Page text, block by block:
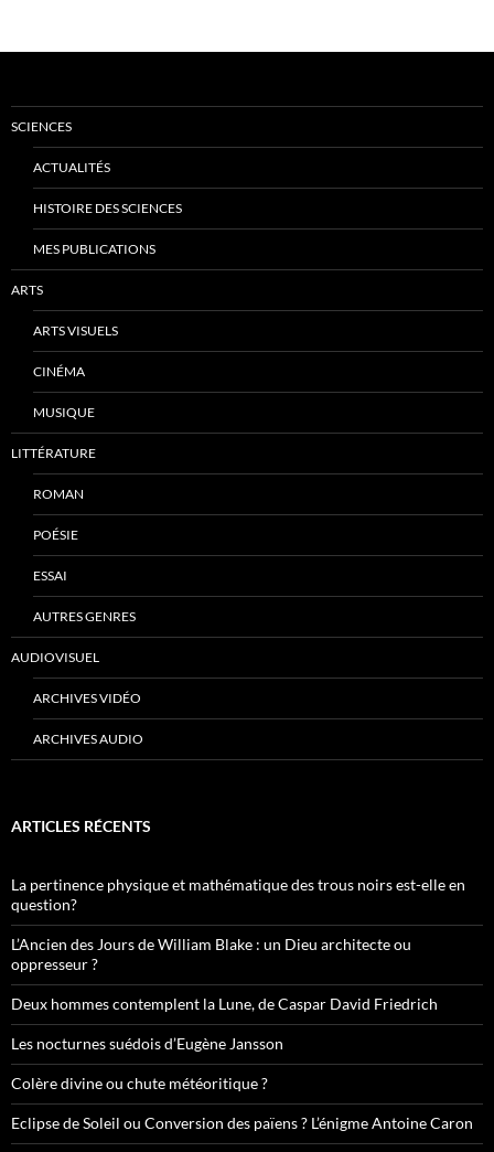
SCIENCES
ACTUALITÉS
HISTOIRE DES SCIENCES
MES PUBLICATIONS
ARTS
ARTS VISUELS
CINÉMA
MUSIQUE
LITTÉRATURE
ROMAN
POÉSIE
ESSAI
AUTRES GENRES
AUDIOVISUEL
ARCHIVES VIDÉO
ARCHIVES AUDIO
ARTICLES RÉCENTS
La pertinence physique et mathématique des trous noirs est-elle en
question?
L’Ancien des Jours de William Blake : un Dieu architecte ou
oppresseur ?
Deux hommes contemplent la Lune, de Caspar David Friedrich
Les nocturnes suédois d’Eugène Jansson
Colère divine ou chute météoritique ?
Eclipse de Soleil ou Conversion des païens ? L’énigme Antoine Caron